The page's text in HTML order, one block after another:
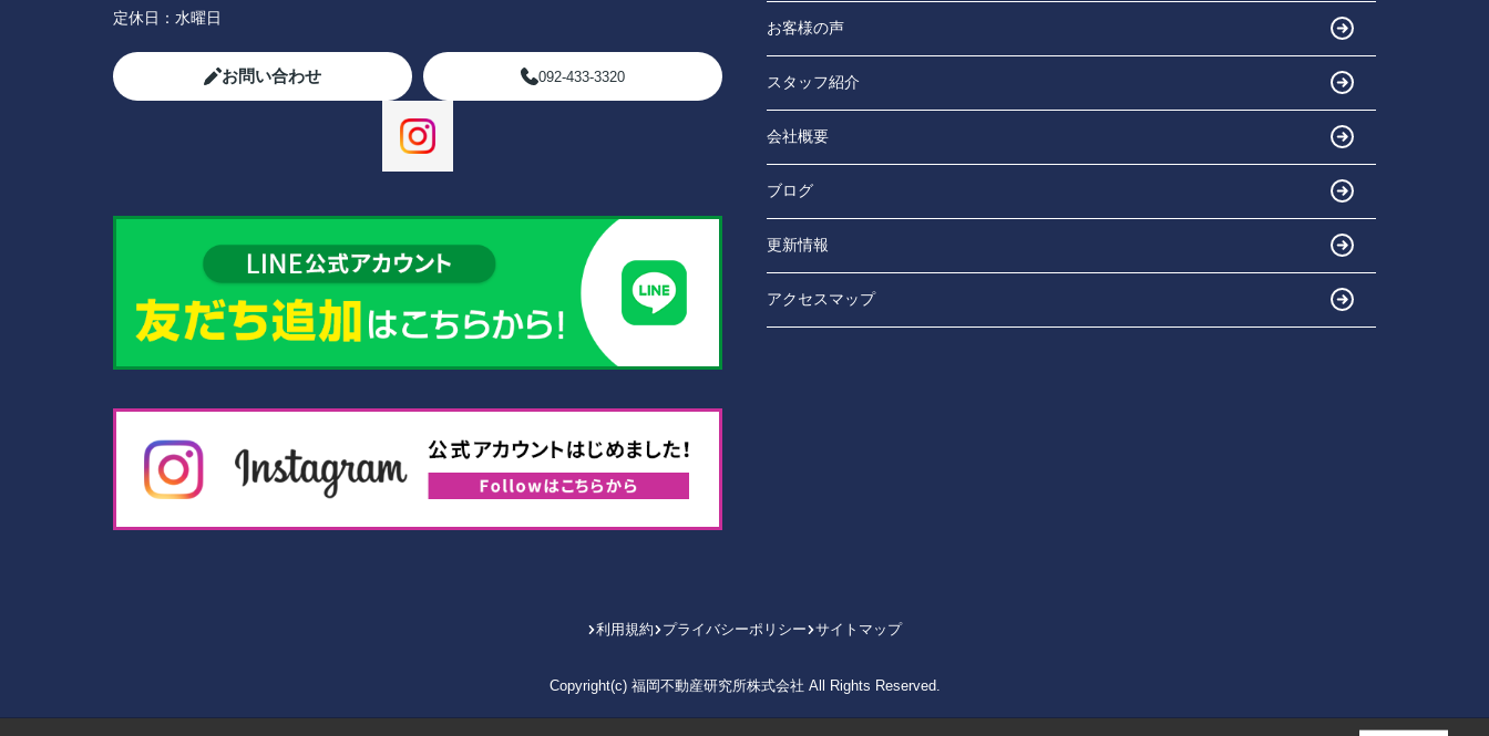
定休日： 水曜日
お問い合わせ 092-433-3320
お客様の声
スタッフ紹介
会社概要
ブログ
更新情報
アクセスマップ
利用規約 プライバシーポリシー サイトマップ
Copyright(c) 福岡不動産研究所株式会社 All Rights Reserved.